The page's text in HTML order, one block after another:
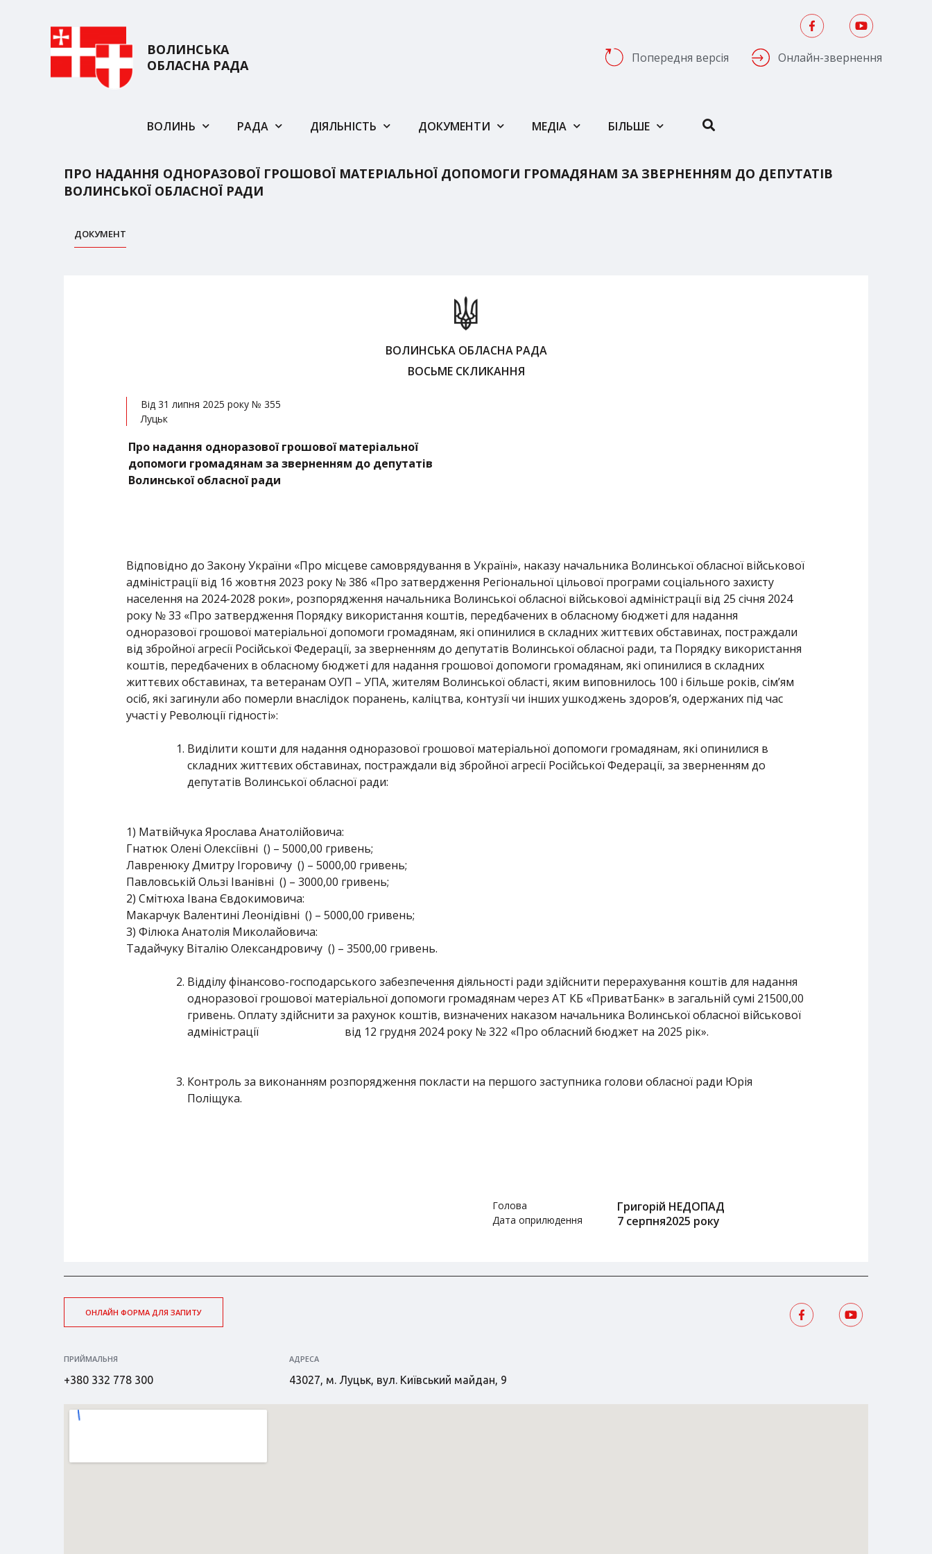
ВОЛИНСЬКА
ОБЛАСНА РАДА
Попередня версія Онлайн-звернення
ВОЛИНЬ РАДА ДІЯЛЬНІСТЬ ДОКУМЕНТИ МЕДІА БІЛЬШЕ
ПРО НАДАННЯ ОДНОРАЗОВОЇ ГРОШОВОЇ МАТЕРІАЛЬНОЇ ДОПОМОГИ ГРОМАДЯНАМ ЗА ЗВЕРНЕННЯМ ДО ДЕПУТАТІВ
ВОЛИНСЬКОЇ ОБЛАСНОЇ РАДИ
ДОКУМЕНТ
ВОЛИНСЬКА ОБЛАСНА РАДА
ВОСЬМЕ СКЛИКАННЯ
Від 31 липня 2025 року № 355
Луцьк
Про надання одноразової грошової матеріальної
допомоги громадянам за зверненням до депутатів
Волинської обласної ради
Відповідно до Закону України «Про місцеве самоврядування в Україні», наказу начальника Волинської обласної військової
адміністрації від 16 жовтня 2023 року № 386 «Про затвердження Регіональної цільової програми соціального захисту
населення на 2024-2028 роки», розпорядження начальника Волинської обласної військової адміністрації від 25 січня 2024
року № 33 «Про затвердження Порядку використання коштів, передбачених в обласному бюджеті для надання
одноразової грошової матеріальної допомоги громадянам, які опинилися в складних життєвих обставинах, постраждали
від збройної агресії Російської Федерації, за зверненням до депутатів Волинської обласної ради, та Порядку використання
коштів, передбачених в обласному бюджеті для надання грошової допомоги громадянам, які опинилися в складних
життєвих обставинах, та ветеранам ОУП – УПА, жителям Волинської області, яким виповнилось 100 і більше років, сім’ям
осіб, які загинули або померли внаслідок поранень, каліцтва, контузії чи інших ушкоджень здоров’я, одержаних під час
участі у Революції гідності»:
Виділити кошти для надання одноразової грошової матеріальної допомоги громадянам, які опинилися в
складних життєвих обставинах, постраждали від збройної агресії Російської Федерації, за зверненням до
депутатів Волинської обласної ради:
1) Матвійчука Ярослава Анатолійовича:
Гнатюк Олені Олексіївні () – 5000,00 гривень;
Лавренюку Дмитру Ігоровичу () – 5000,00 гривень;
Павловській Ользі Іванівні () – 3000,00 гривень;
2) Смітюха Івана Євдокимовича:
Макарчук Валентині Леонідівні () – 5000,00 гривень;
3) Філюка Анатолія Миколайовича:
Тадайчуку Віталію Олександровичу () – 3500,00 гривень.
Відділу фінансово-господарського забезпечення діяльності ради здійснити перерахування коштів для надання
одноразової грошової матеріальної допомоги громадянам через АТ КБ «ПриватБанк» в загальній сумі 21500,00
гривень. Оплату здійснити за рахунок коштів, визначених наказом начальника Волинської обласної військової
адміністрації від 12 грудня 2024 року № 322 «Про обласний бюджет на 2025 рік».
Контроль за виконанням розпорядження покласти на першого заступника голови обласної ради Юрія
Поліщука.
Голова Григорій НЕДОПАД
Дата оприлюдення 7 серпня2025 року
ОНЛАЙН ФОРМА ДЛЯ ЗАПИТУ
ПРИЙМАЛЬНЯ
+380 332 778 300
АДРЕСА
43027, м. Луцьк, вул. Київський майдан, 9